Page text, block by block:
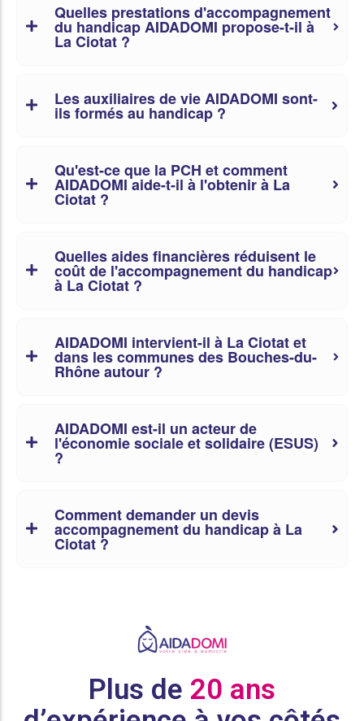
Quelles prestations d'accompagnement
du handicap AIDADOMI propose-t-il à
La Ciotat ?
Les auxiliaires de vie AIDADOMI sont-
ils formés au handicap ?
Qu'est-ce que la PCH et comment
AIDADOMI aide-t-il à l'obtenir à La
Ciotat ?
Quelles aides financières réduisent le
coût de l'accompagnement du handicap
à La Ciotat ?
AIDADOMI intervient-il à La Ciotat et
dans les communes des Bouches-du-
Rhône autour ?
AIDADOMI est-il un acteur de
l'économie sociale et solidaire (ESUS)
?
Comment demander un devis
accompagnement du handicap à La
Ciotat ?
Plus de 20 ans